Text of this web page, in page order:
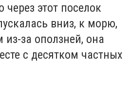
через этот поселок
вниз, к морю,
за оползней, она
с десятком частных